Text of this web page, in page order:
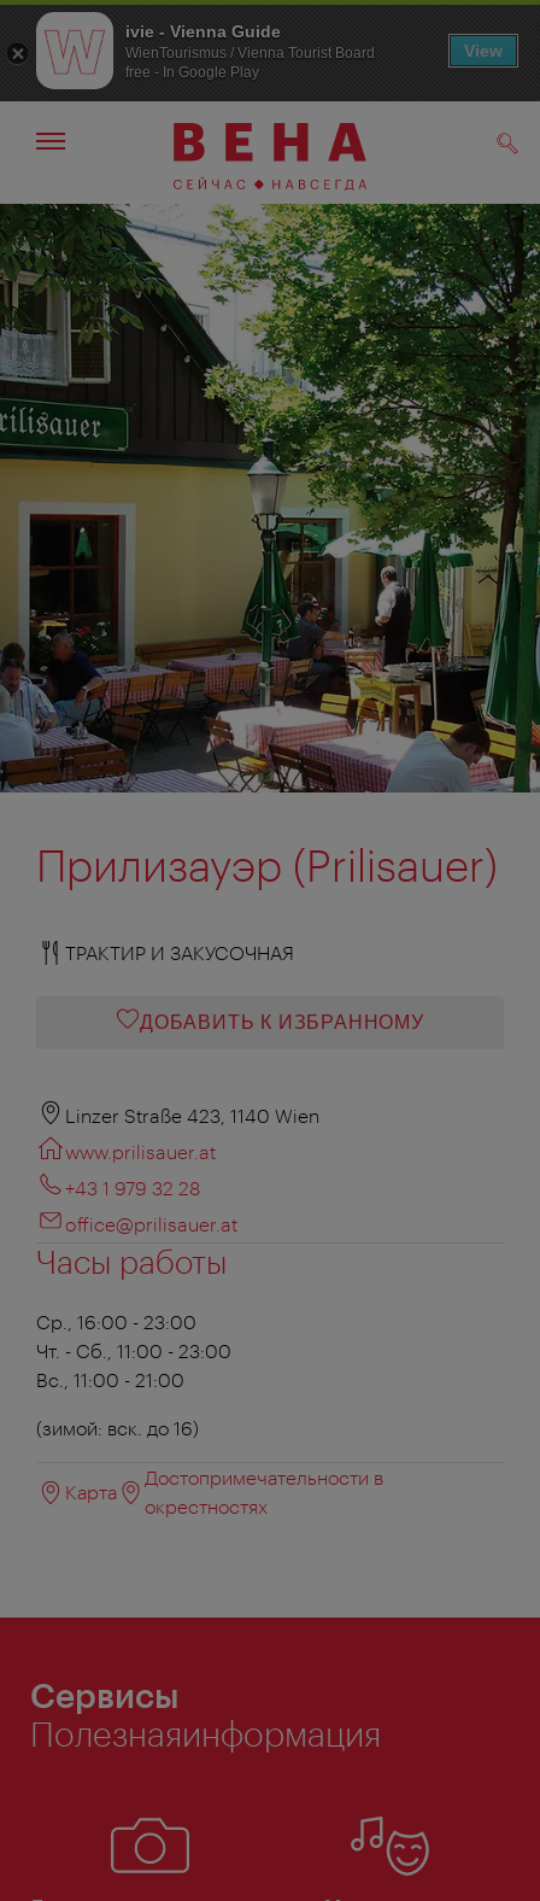
К
навигации
К
содержанию
Показать/
навигации
Прилизауэр (Prilisauer)
ТРАКТИР И ЗАКУСОЧНАЯ
ДОБАВИТЬ К ИЗБРАННОМУ
Linzer Straße 423, 1140 Wien
www.prilisauer.at
+43 1 979 32 28
office@prilisauer.at
Часы работы
Ср., 16:00 - 23:00
Чт. - Сб., 11:00 - 23:00
Вс., 11:00 - 21:00
(зимой: вск. до 16)
Карта
Достопримечательности в
окрестностях
Сервисы
Полезнаяинформация
ivie - Vienna Guide
WienTourismus / Vienna Tourist Board
free - In Google Play
View